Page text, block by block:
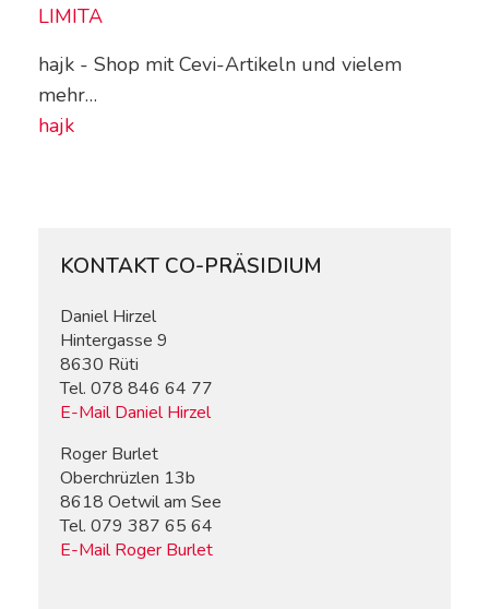
LIMITA
hajk - Shop mit Cevi-Artikeln und vielem
mehr…
hajk
KONTAKT CO-PRÄSIDIUM
Daniel Hirzel
Hintergasse 9
8630 Rüti
Tel. 078 846 64 77
E-Mail Daniel Hirzel
Roger Burlet
Oberchrüzlen 13b
8618 Oetwil am See
Tel. 079 387 65 64
E-Mail Roger Burlet